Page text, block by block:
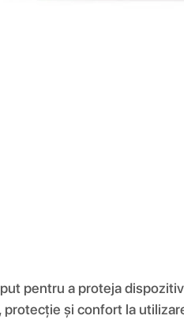
pentru a proteja
și confort la